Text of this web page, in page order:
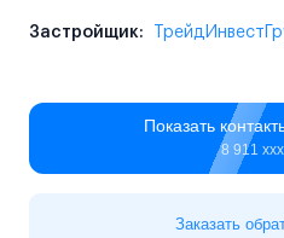
Застройщик:
Показать
8 911
Заказать